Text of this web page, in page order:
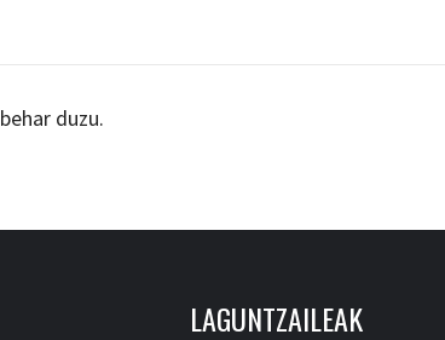
behar duzu.
LAGUNTZAILEAK